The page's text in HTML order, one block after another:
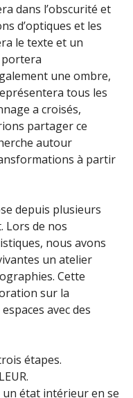
dans l’obscurité et
d’optiques et les
le texte et un
portera
une ombre,
tous les
a croisés,
partager ce
autour
à partir
depuis plusieurs
Lors de nos
nous avons
un atelier
Cette
sur la
avec des
étapes.
état intérieur en se